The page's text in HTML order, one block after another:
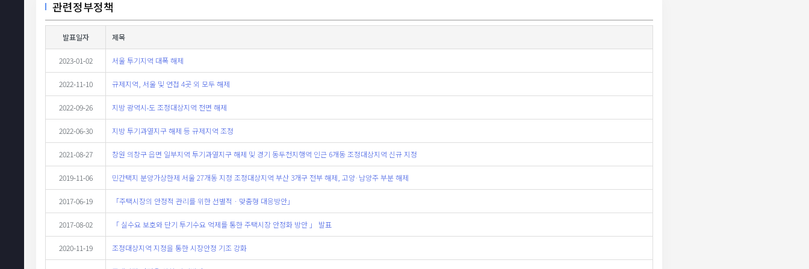
관련정부정책
발표일자 제목
2023-01-02 서울 투기지역 대폭 해제
2022-11-10 규제지역, 서울 및 연접 4곳 외 모두 해제
2022-09-26 지방 광역시‧도 조정대상지역 전면 해제
2022-06-30 지방 투기과열지구 해제 등 규제지역 조정
2021-08-27 창원 의창구 읍면 일부지역 투기과열지구 해제 및 경기 동두천지행역 인근 6개동 조정대상지역 신규 지정
2019-11-06 민간택지 분양가상한제 서울 27개동 지정 조정대상지역 부산 3개구 전부 해제, 고양·남양주 부분 해제
2017-06-19 「주택시장의 안정적 관리를 위한 선별적ㆍ맞춤형 대응방안」
2017-08-02 「 실수요 보호와 단기 투기수요 억제를 통한 주택시장 안정화 방안 」 발표
2020-11-19 조정대상지역 지정을 통한 시장안정 기조 강화